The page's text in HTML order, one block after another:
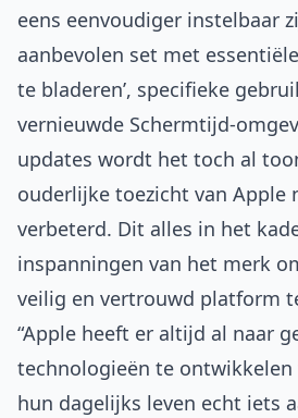
eens eenvoudiger instelbaar
aanbevolen set met
te bladeren’, specifieke
vernieuwde Schermtijd-
updates wordt het toch al
ouderlijke toezicht van Apple
verbeterd. Dit alles in het
inspanningen van het merk
veilig en vertrouwd platform
“Apple heeft er altijd al naar
technologieën te ontwikkelen
hun dagelijks leven echt iets